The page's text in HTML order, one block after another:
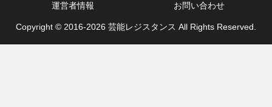
運営者情報 お問い合わせ
Copyright © 2016-2026 芸能レジスタンス All Rights Reserved.